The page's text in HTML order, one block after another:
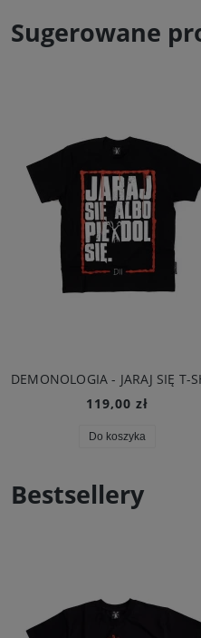
Sugerowane
119,00 zł
Do koszyka
Bestsellery